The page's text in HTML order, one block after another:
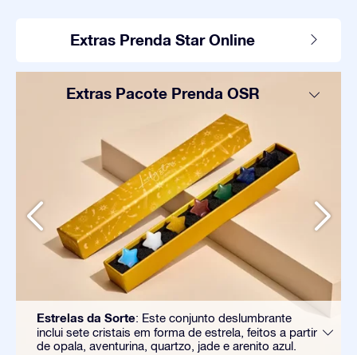
Extras Prenda Star Online
Extras Pacote Prenda OSR
Estrelas da Sorte: Este conjunto deslumbrante
inclui sete cristais em forma de estrela, feitos a partir
de opala, aventurina, quartzo, jade e arenito azul.